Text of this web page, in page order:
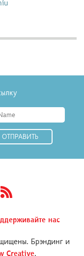
RSS
нас
Брэндинг и
Creative.